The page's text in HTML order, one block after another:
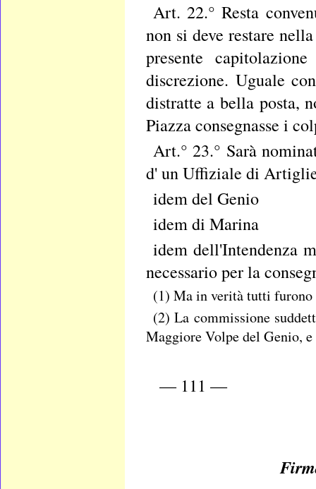
Art. 22.° Resta
non si deve restare
presente
discrezione. Uguale
distratte a bella posta,
Piazza consegnasse i
Art.° 23.° Sarà
d' un Uffiziale di
idem del Genio
idem di Marina
idem dell'Intendenza
necessario per la
(1) Ma in verità tutti furono
(2) La commissione
Maggiore Volpe del Genio,
— 111 —